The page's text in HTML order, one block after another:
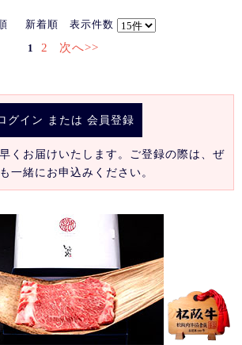
新着順 表示件数
1 2 次へ>>
グイン または 会員登録
くお届けいたします。ご登録の際は、ぜ
一緒にお申込みください。